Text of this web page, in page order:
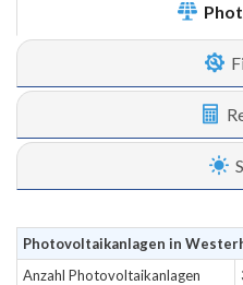
Photovoltaikanlagen in
Anzahl Photovoltaikanlagen